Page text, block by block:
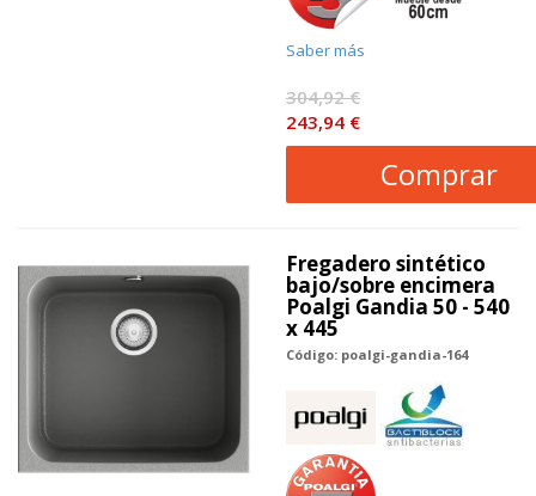
Saber más
304,92 €
243,94 €
Comprar
Fregadero sintético
bajo/sobre encimera
Poalgi Gandia 50 - 540
x 445
Código: poalgi-gandia-164